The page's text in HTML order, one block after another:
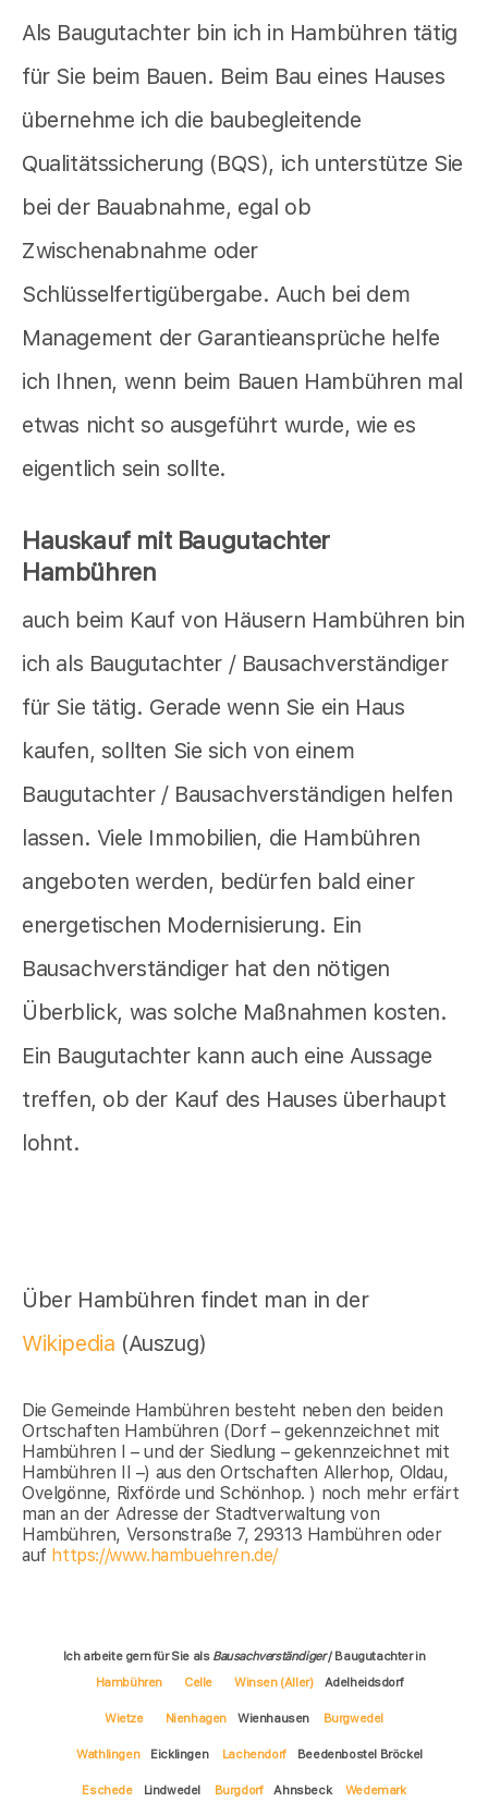
Als Baugutachter bin ich in Hambühren tätig
für Sie beim Bauen. Beim Bau eines Hauses
übernehme ich die baubegleitende
Qualitätssicherung (BQS), ich unterstütze Sie
bei der Bauabnahme, egal ob
Zwischenabnahme oder
Schlüsselfertigübergabe. Auch bei dem
Management der Garantieansprüche helfe
ich Ihnen, wenn beim Bauen Hambühren mal
etwas nicht so ausgeführt wurde, wie es
eigentlich sein sollte.
Hauskauf mit Baugutachter
Hambühren
auch beim Kauf von Häusern Hambühren bin
ich als Baugutachter / Bausachverständiger
für Sie tätig. Gerade wenn Sie ein Haus
kaufen, sollten Sie sich von einem
Baugutachter / Bausachverständigen helfen
lassen. Viele Immobilien, die Hambühren
angeboten werden, bedürfen bald einer
energetischen Modernisierung. Ein
Bausachverständiger hat den nötigen
Überblick, was solche Maßnahmen kosten.
Ein Baugutachter kann auch eine Aussage
treffen, ob der Kauf des Hauses überhaupt
lohnt.
Über Hambühren findet man in der
Wikipedia (Auszug)
Die Gemeinde Hambühren besteht neben den beiden
Ortschaften Hambühren (Dorf – gekennzeichnet mit
Hambühren I – und der Siedlung – gekennzeichnet mit
Hambühren II –) aus den Ortschaften Allerhop, Oldau,
Ovelgönne, Rixförde und Schönhop. ) noch mehr erfärt
man an der Adresse der Stadtverwaltung von
Hambühren, Versonstraße 7, 29313 Hambühren oder
auf https://www.hambuehren.de/
Ich arbeite gern für Sie als Bausachverständiger/ Baugutachter in
Hambühren
Celle Winsen (Aller) Adelheidsdorf
Wietze Nienhagen Wienhausen Burgwedel
Wathlingen Eicklingen Lachendorf Beedenbostel Bröckel
Eschede Lindwedel Burgdorf Ahnsbeck Wedemark